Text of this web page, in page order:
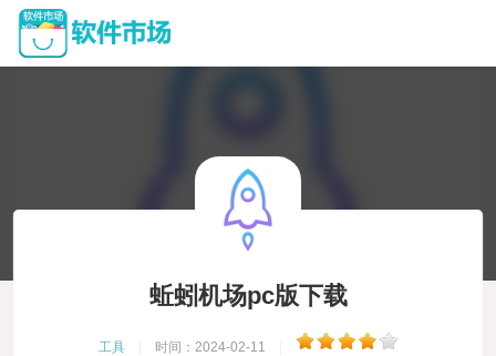
蚯蚓机场pc版下载
工具 时间：2024-02-11